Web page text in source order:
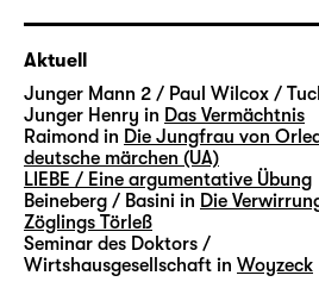
Aktuell
Junger Mann 2 / Paul Wilcox /
Junger Henry in Das Vermächtnis
Raimond in Die Jungfrau von
deutsche märchen (UA)
LIEBE / Eine argumentative Übung
Beineberg / Basini in Die
Zöglings Törleß
Seminar des Doktors /
Wirtshausgesellschaft in Woyzeck